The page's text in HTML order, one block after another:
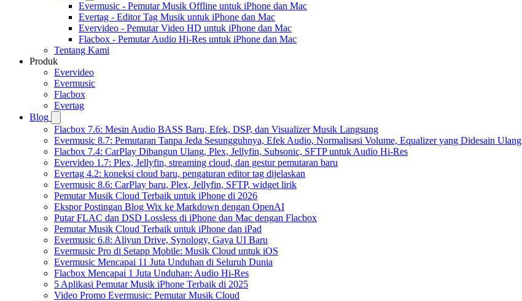
Evermusic - Pemutar Musik Offline untuk iPhone dan Mac
Evertag - Editor Tag Musik untuk iPhone dan Mac
Evervideo - Pemutar Video HD untuk iPhone dan Mac
Flacbox - Pemutar Audio Hi-Res untuk iPhone dan Mac
Tentang Kami
Produk
Evervideo
Evermusic
Flacbox
Evertag
Blog
Flacbox 7.6: Mesin Audio BASS Baru, Efek, DSP, dan Visualizer Musik Langsung
Evermusic 8.7: Pemutaran Tanpa Jeda Sesungguhnya, Efek Audio, Normalisasi Volume, Equalizer yang Didesain Ulang
Flacbox 7.4: CarPlay Dibangun Ulang, Plex, Jellyfin, Subsonic, SFTP untuk Audio Hi-Res
Evervideo 1.7: Plex, Jellyfin, streaming cloud, dan gestur pemutaran baru
Evertag 4.2: koneksi cloud baru, pengaturan editor tag dijelaskan
Evermusic 8.6: CarPlay baru, Plex, Jellyfin, SFTP, widget lirik
Pemutar Musik Cloud Terbaik untuk iPhone di 2026
Ekspor Postingan Blog Wix ke Markdown dengan OpenAI
Putar FLAC dan DSD Lossless di iPhone dan Mac dengan Flacbox
Pemutar Musik Cloud Terbaik untuk iPhone dan iPad
Evermusic 6.8: Aliyun Drive, Synology, Gaya UI Baru
Evermusic Pro di Setapp Mobile: Musik Cloud untuk iOS
Evermusic Mencapai 11 Juta Unduhan di Seluruh Dunia
Flacbox Mencapai 1 Juta Unduhan: Audio Hi-Res
5 Aplikasi Pemutar Musik iPhone Terbaik di 2025
Video Promo Evermusic: Pemutar Musik Cloud